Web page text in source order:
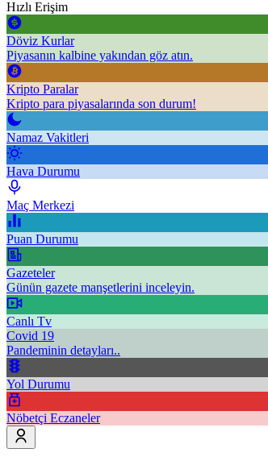
Hızlı Erişim
Döviz Kurlar
Piyasanın kalbine yakından göz atın.
Kripto Paralar
Kripto para piyasalarında son durum!
Namaz Vakitleri
Hava Durumu
Maç Merkezi
Puan Durumu
Gazeteler
Günün gazete manşetlerini inceleyin.
Canlı Tv
Covid 19
Pandeminin detayları..
Yol Durumu
Nöbetçi Eczaneler